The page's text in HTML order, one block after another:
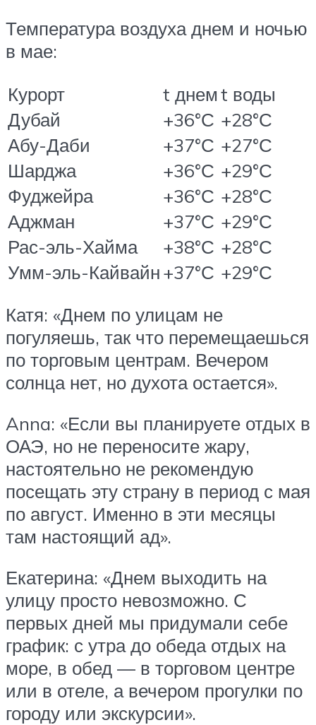
Температура воздуха днем и ночью
в мае:
Курорт
t днемt воды
Дубай
+36°С +28°С
Абу-Даби
+37°С +27°С
Шарджа
+36°С +29°С
Фуджейра
+36°С +28°С
Аджман
+37°С +29°С
Рас-эль-Хайма
+38°С +28°С
Умм-эль-Кайвайн+37°С +29°С
Катя: «Днем по улицам не
погуляешь, так что перемещаешься
по торговым центрам. Вечером
солнца нет, но духота остается».
Anna: «Если вы планируете отдых в
ОАЭ, но не переносите жару,
настоятельно не рекомендую
посещать эту страну в период с мая
по август. Именно в эти месяцы
там настоящий ад».
Екатерина: «Днем выходить на
улицу просто невозможно. С
первых дней мы придумали себе
график: с утра до обеда отдых на
море, в обед — в торговом центре
или в отеле, а вечером прогулки по
городу или экскурсии».